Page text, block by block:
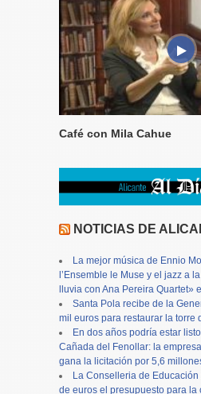
Café con Mila Cahue
NOTICIAS DE
La mejor música de Ennio
l’Ensemble le Muse y el jazz a
lluvia con Ana Pereira Quartet»
Santa Pola recibe de la
mil euros para restaurar la torre
En dos años podría estar
Cañada del Fenollar: la
gana la licitación por 5,6
La Conselleria de
de euros el presupuesto para la